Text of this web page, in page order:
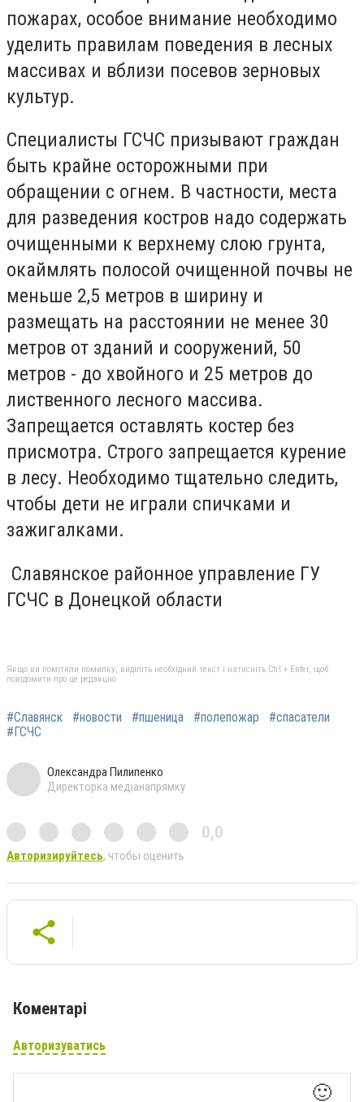
пожарах, особое внимание необходимо
уделить правилам поведения в лесных
массивах и вблизи посевов зерновых
культур.
Специалисты ГСЧС призывают граждан
быть крайне осторожными при
обращении с огнем. В частности, места
для разведения костров надо содержать
очищенными к верхнему слою грунта,
окаймлять полосой очищенной почвы не
меньше 2,5 метров в ширину и
размещать на расстоянии не менее 30
метров от зданий и сооружений, 50
метров - до хвойного и 25 метров до
лиственного лесного массива.
Запрещается оставлять костер без
присмотра. Строго запрещается курение
в лесу. Необходимо тщательно следить,
чтобы дети не играли спичками и
зажигалками.
Славянское районное управление ГУ
ГСЧС в Донецкой области
Якщо ви помітили помилку, виділіть необхідний текст і натисніть Ctrl + Enter, щоб
повідомити про це редакцію
#Славянск #новости #пшеница #полепожар
#спасатели
#ГСЧС
Олександра Пилипенко
Директорка медіанапрямку
0,0
Авторизируйтесь, чтобы оценить
Коментарі
Авторизуватись
🙂